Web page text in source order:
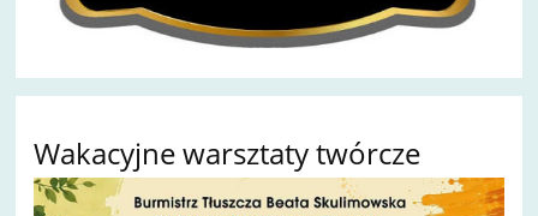
Wakacyjne warsztaty twórcze